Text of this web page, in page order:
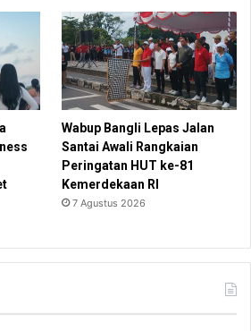
Wabup Bangli Lepas Jalan
Santai Awali Rangkaian
Peringatan HUT ke-81
Kemerdekaan RI
7 Agustus 2026